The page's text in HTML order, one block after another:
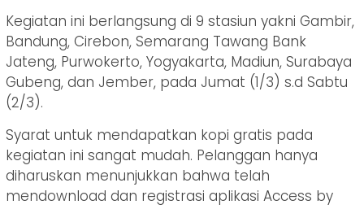
Kegiatan ini berlangsung di 9 stasiun yakni Gambir,
Bandung, Cirebon, Semarang Tawang Bank
Jateng, Purwokerto, Yogyakarta, Madiun, Surabaya
Gubeng, dan Jember, pada Jumat (1/3) s.d Sabtu
(2/3).
Syarat untuk mendapatkan kopi gratis pada
kegiatan ini sangat mudah. Pelanggan hanya
diharuskan menunjukkan bahwa telah
mendownload dan registrasi aplikasi Access by